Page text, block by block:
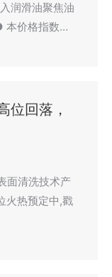
润滑油聚焦油
本价格指数…
位回落，
面清洗技术产
火热预定中,戳